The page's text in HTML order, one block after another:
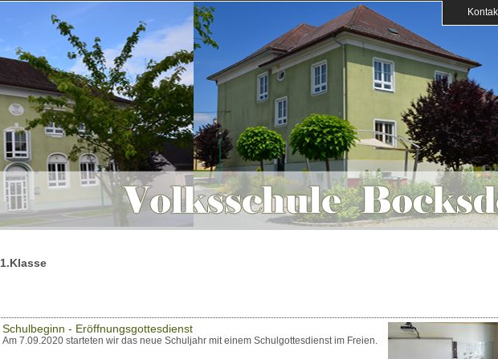
1.Klasse
Schulbeginn - Eröffnungsgottesdienst
Am 7.09.2020 starteten wir das neue Schuljahr mit einem Schulgottesdienst im Freien.